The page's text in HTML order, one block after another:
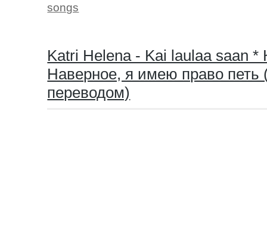
songs
Katri Helena - Kai laulaa saan *
Наверное, я имею право петь
переводом)